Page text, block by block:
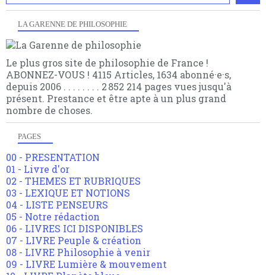
LA GARENNE DE PHILOSOPHIE
Le plus gros site de philosophie de France !
ABONNEZ-VOUS ! 4115 Articles, 1634 abonné·e·s,
depuis 2006 . . . . . . . . 2 852 214 pages vues jusqu'à
présent. Prestance et être apte à un plus grand
nombre de choses.
PAGES
00 - PRESENTATION
01 - Livre d'or
02 - THEMES ET RUBRIQUES
03 - LEXIQUE ET NOTIONS
04 - LISTE PENSEURS
05 - Notre rédaction
06 - LIVRES ICI DISPONIBLES
07 - LIVRE Peuple & création
08 - LIVRE Philosophie à venir
09 - LIVRE Lumière & mouvement